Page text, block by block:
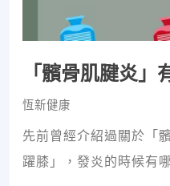
「髕骨肌腱炎」
恆新健康
先前曾經介紹過關於「
躍膝」，發炎的時候有